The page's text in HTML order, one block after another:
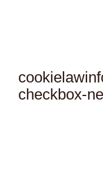
checkbox-